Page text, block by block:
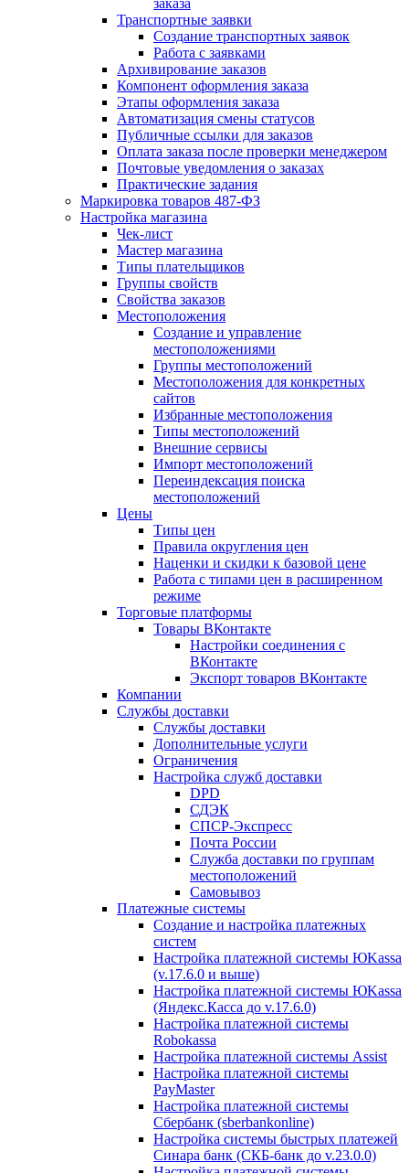
заказа
Транспортные заявки
Создание транспортных заявок
Работа с заявками
Архивирование заказов
Компонент оформления заказа
Этапы оформления заказа
Автоматизация смены статусов
Публичные ссылки для заказов
Оплата заказа после проверки менеджером
Почтовые уведомления о заказах
Практические задания
Маркировка товаров 487-ФЗ
Настройка магазина
Чек-лист
Мастер магазина
Типы плательщиков
Группы свойств
Свойства заказов
Местоположения
Создание и управление
местоположениями
Группы местоположений
Местоположения для конкретных
сайтов
Избранные местоположения
Типы местоположений
Внешние сервисы
Импорт местоположений
Переиндексация поиска
местоположений
Цены
Типы цен
Правила округления цен
Наценки и скидки к базовой цене
Работа с типами цен в расширенном
режиме
Торговые платформы
Товары ВКонтакте
Настройки соединения с
ВКонтакте
Экспорт товаров ВКонтакте
Компании
Службы доставки
Службы доставки
Дополнительные услуги
Ограничения
Настройка служб доставки
DPD
СДЭК
СПСР-Экспресс
Почта России
Служба доставки по группам
местоположений
Самовывоз
Платежные системы
Создание и настройка платежных
систем
Настройка платежной системы ЮKassa
(v.17.6.0 и выше)
Настройка платежной системы ЮKassa
(Яндекс.Касса до v.17.6.0)
Настройка платежной системы
Robokassa
Настройка платежной системы Assist
Настройка платежной системы
PayMaster
Настройка платежной системы
Сбербанк (sberbankonline)
Настройка системы быстрых платежей
Синара банк (СКБ-банк до v.23.0.0)